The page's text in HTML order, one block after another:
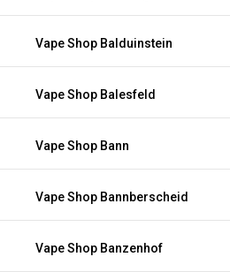
Vape Shop Balduinstein
Vape Shop Balesfeld
Vape Shop Bann
Vape Shop Bannberscheid
Vape Shop Banzenhof